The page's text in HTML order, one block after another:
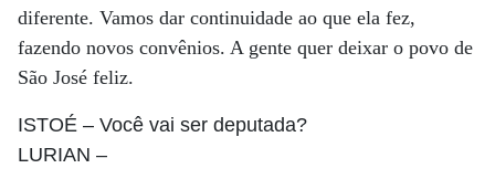
diferente. Vamos dar continuidade ao que ela fez,
fazendo novos convênios. A gente quer deixar o povo de
São José feliz.
ISTOÉ – Você vai ser deputada?
LURIAN –